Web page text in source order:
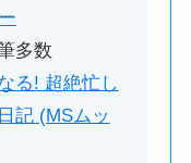
多数
る! 超絶忙し
記 (MSムッ